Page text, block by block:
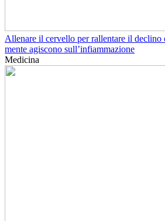
Allenare il cervello per rallentare il declino
mente agiscono sull’infiammazione
Medicina